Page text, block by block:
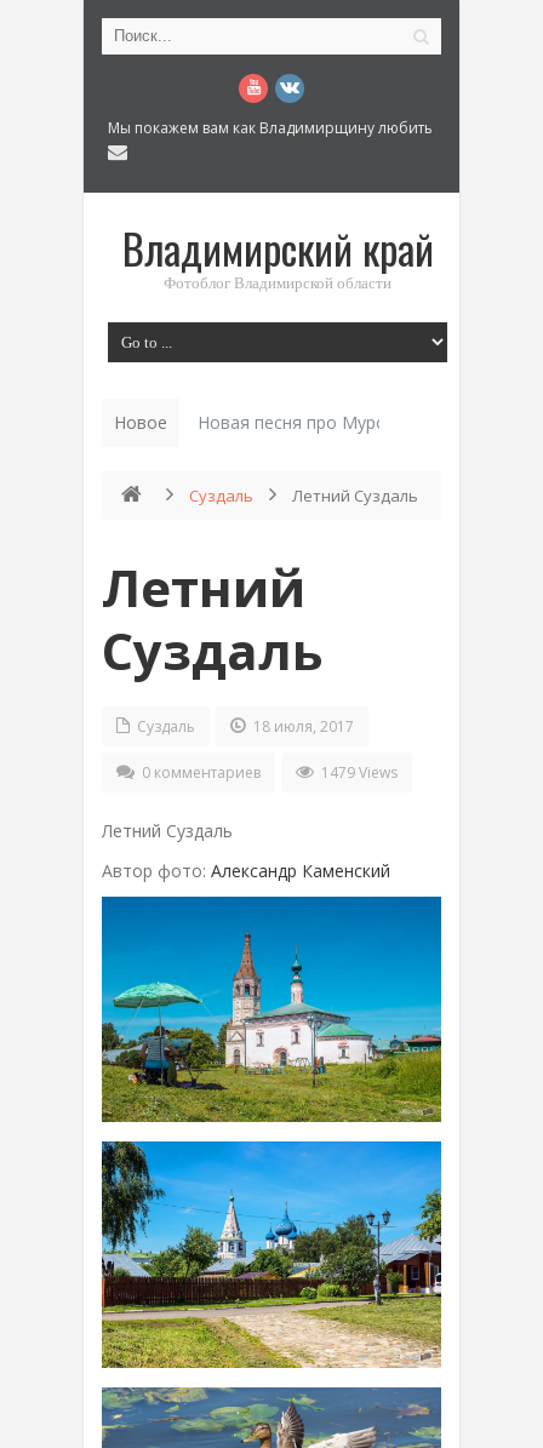
Мы покажем вам как Владимирщину любить
Владимирский край
Фотоблог Владимирской области
Новое Новая песня про Муром: «Былинный
Суздаль Летний Суздаль
Летний
Суздаль
Суздаль 18 июля, 2017
0 комментариев 1479 Views
Летний Суздаль
Автор фото: Александр Каменский